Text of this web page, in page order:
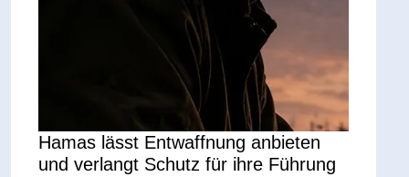
Hamas lässt Entwaffnung anbieten
und verlangt Schutz für ihre Führung